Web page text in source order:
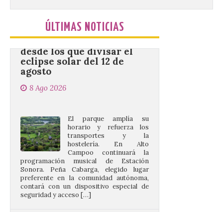
ÚLTIMAS NOTICIAS
Cabárceno prepara tres
enclaves privilegiados
desde los que divisar el
eclipse solar del 12 de
agosto
8 Ago 2026
transportes y la
hostelería. En Alto
Campoo continuará la
programación musical de Estación
Sonora. Peña Cabarga, elegido lugar
preferente en la comunidad autónoma,
contará con un dispositivo especial de
seguridad y acceso […]